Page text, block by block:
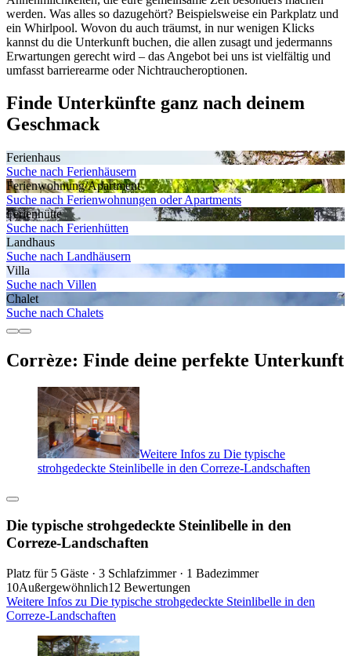
werden. Was alles so dazugehört? Beispielsweise ein Parkplatz und
ein Whirlpool. Wovon du auch träumst, in nur wenigen Klicks
kannst du die Unterkunft buchen, die allen zusagt und jedermanns
Erwartungen gerecht wird – das Angebot bei uns ist vielfältig und
umfasst barrierearme oder Nichtraucheroptionen.
Finde Unterkünfte ganz nach deinem
Geschmack
Ferienhaus
Suche nach Ferienhäusern
Ferienwohnung/Apartment
Suche nach Ferienwohnungen oder Apartments
Ferienhütte
Suche nach Ferienhütten
Landhaus
Suche nach Landhäusern
Villa
Suche nach Villen
Chalet
Suche nach Chalets
Corrèze: Finde deine perfekte Unterkunft
Weitere Infos zu Die typische
strohgedeckte Steinlibelle in den Correze-Landschaften
Die typische strohgedeckte Steinlibelle in den
Correze-Landschaften
Platz für 5 Gäste · 3 Schlafzimmer · 1 Badezimmer
10Außergewöhnlich12 Bewertungen
Weitere Infos zu Die typische strohgedeckte Steinlibelle in den
Correze-Landschaften